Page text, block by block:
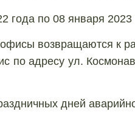
года по 08 января
возвращаются к
по адресу ул.
дней